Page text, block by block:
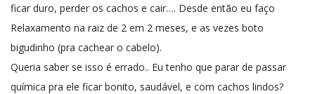
ficar duro, perder os cachos e cair…. Desde então eu faço
Relaxamento na raiz de 2 em 2 meses, e as vezes boto
bigudinho (pra cachear o cabelo).
Queria saber se isso é errado.. Eu tenho que parar de passar
química pra ele ficar bonito, saudável, e com cachos lindos?